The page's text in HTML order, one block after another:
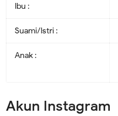
Ibu :
Suami/Istri :
Anak :
Akun Instagram